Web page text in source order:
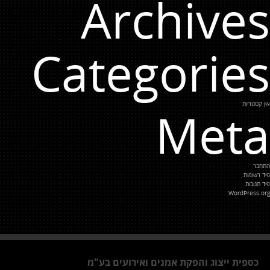
Archives
Categories
אין קטגוריות
Meta
התחבר
פיד רשומות
פיד תגובות
WordPress.org
כספית ייצוג והפקת אמנים ואירועים בע"מ